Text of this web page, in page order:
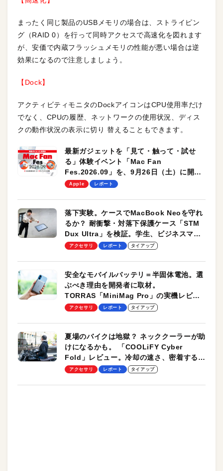
まったく同じ製品のUSBメモリの場合は、ストライピン
グ（RAID 0）を行って同時アクセスで高速化を図れます
が、安価で内蔵フラッシュメモリの性能が悪い場合は逆
効果になるので注意しましょう。
【Dock】
アクティビティモニタのDockアイコンはCPU使用率だけ
でなく、CPUの履歴、ネットワークの使用状況、ディス
クの動作状況の表示に切り 替えることもできます。
最新ガジェットを「見て・触って・試せ
る」体験イベント「Mac Fan
Fes.2026.09」を、9月26日（土）に開催
します！
Apple レポート
落下実験。ケースでMacBook Neoを守れ
るか？ 耐衝撃・対落下保護ケース「STM
Dux Ultra」を検証。学生、ビジネスマン
のモバイルユースに最適！
アクセサリ レポート タイアップ
安全なモバイルバッテリ＝半固体電池。選
ぶべき理由を開発者に取材。
TORRAS「MiniMag Pro」の実機レビュ
ーも
アクセサリ レポート タイアップ
夏場のバイクは地獄？ ネッククーラーが助
けになるかも。 「COOLiFY Cyber
Fold」レビュー。冷却の速さ、密着する冷
却プレート、シンプルな操作性がグッド！
アクセサリ レポート タイアップ